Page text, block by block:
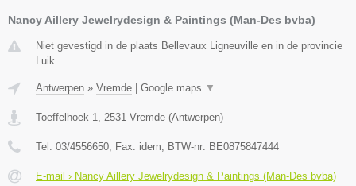
Nancy Aillery Jewelrydesign & Paintings (Man-Des bvba)
Niet gevestigd in de plaats Bellevaux Ligneuville en in de provincie
Luik.
Antwerpen » Vremde Google maps ▼
Toeffelhoek 1, 2531 Vremde (Antwerpen)
Tel: 03/4556650, Fax: idem, BTW-nr: BE0875847444
E-mail › Nancy Aillery Jewelrydesign & Paintings (Man-Des bvba)